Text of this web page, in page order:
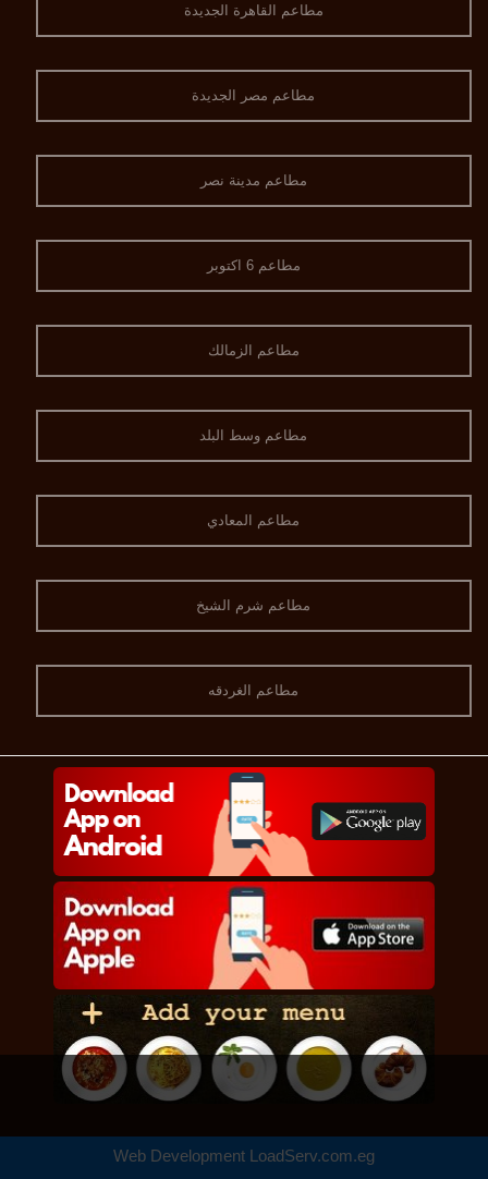
مطاعم القاهرة الجديدة
مطاعم مصر الجديدة
مطاعم مدينة نصر
مطاعم 6 اكتوبر
مطاعم الزمالك
مطاعم وسط البلد
مطاعم المعادي
مطاعم شرم الشيخ
مطاعم الغردقه
Web Development LoadServ.com.eg